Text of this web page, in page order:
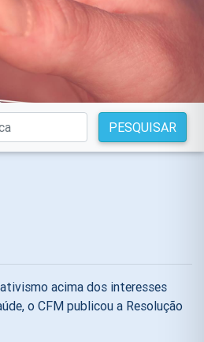
PESQUISAR
acima dos interesses
o CFM publicou a Resolução